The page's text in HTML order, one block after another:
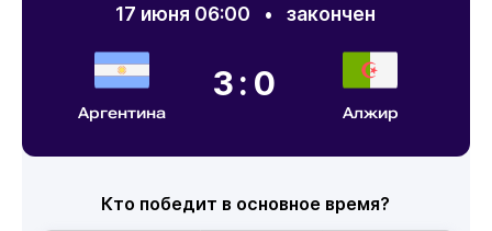
17 июня 06:00 •закончен
Аргентина
3:0
Алжир
Кто победит в основное время?